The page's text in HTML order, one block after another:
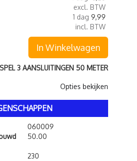
excl. BTW
1 dag 9,99
incl. BTW
In Winkelwagen
3 AANSLUITINGEN 50 METER
Opties bekijken
060009
50.00
230